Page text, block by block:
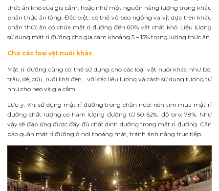
thức ăn khô của gia cầm, hoặc như một nguồn năng lượng trong khẩu
phần thức ăn lỏng. Đặc biệt, có thể vỗ béo ngỗng và vịt dựa trên khẩu
phần thức ăn có chứa mật rỉ đường đến 60% vật chất khô. Liều lượng
sử dụng mật rỉ đường cho gia cầm khoảng 5 – 15% trọng lượng thức ăn.
Cho các loại vật nuôi khác
Mật rỉ đường cũng có thể sử dụng cho các loại vật nuôi khác như bò,
trâu, dê, cừu, ruồi lính đen… với các liều lượng và cách sử dụng tương tự
như cho heo và gia cầm.
Lưu ý: Khi sử dụng mật rỉ đường trong chăn nuôi nên tìm mua mật rỉ
đường chất lượng có hàm lượng đường từ 50-52%, độ brix 78%. Như
vậy sẽ đáp ứng được đầy đủ chất dinh dưỡng trong mật rỉ đường. Cần
bảo quản mật rỉ đường ở nơi thoáng mát, tránh ánh nắng trực tiếp.